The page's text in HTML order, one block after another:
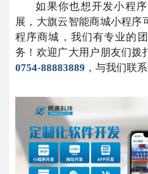
如果你也想开发小程
展，大旗云智能商城小程序
程序商城，我们有专业的
务！欢迎广大用户朋友们拨
0754-88883889 ，与我们联